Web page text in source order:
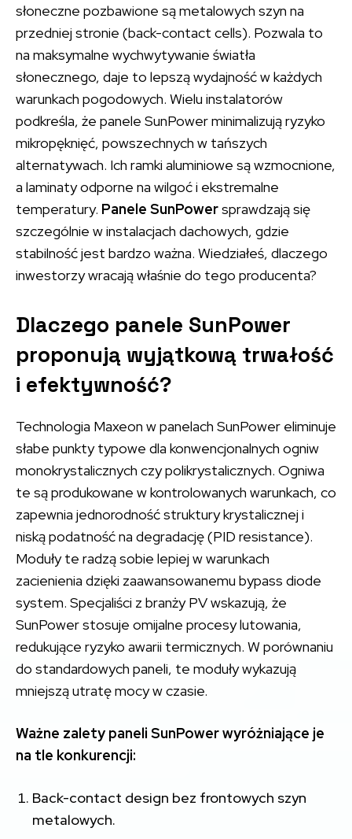
słoneczne pozbawione są metalowych szyn na
przedniej stronie (back-contact cells). Pozwala to
na maksymalne wychwytywanie światła
słonecznego, daje to lepszą wydajność w każdych
warunkach pogodowych. Wielu instalatorów
podkreśla, że panele SunPower minimalizują ryzyko
mikropęknięć, powszechnych w tańszych
alternatywach. Ich ramki aluminiowe są wzmocnione,
a laminaty odporne na wilgoć i ekstremalne
temperatury. Panele SunPowersprawdzają się
szczególnie w instalacjach dachowych, gdzie
stabilność jest bardzo ważna. Wiedziałeś, dlaczego
inwestorzy wracają właśnie do tego producenta?
Dlaczego panele SunPower
proponują wyjątkową trwałość
i efektywność?
Technologia Maxeon w panelach SunPower eliminuje
słabe punkty typowe dla konwencjonalnych ogniw
monokrystalicznych czy polikrystalicznych. Ogniwa
te są produkowane w kontrolowanych warunkach, co
zapewnia jednorodność struktury krystalicznej i
niską podatność na degradację (PID resistance).
Moduły te radzą sobie lepiej w warunkach
zacienienia dzięki zaawansowanemu bypass diode
system. Specjaliści z branży PV wskazują, że
SunPower stosuje omijalne procesy lutowania,
redukujące ryzyko awarii termicznych. W porównaniu
do standardowych paneli, te moduły wykazują
mniejszą utratę mocy w czasie.
Ważne zalety paneli SunPower wyróżniające je
na tle konkurencji:
Back-contact design bez frontowych szyn
metalowych.